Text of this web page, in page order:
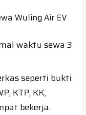
Wuling Air EV
waktu sewa 3
seperti bukti
KTP, KK,
bekerja.